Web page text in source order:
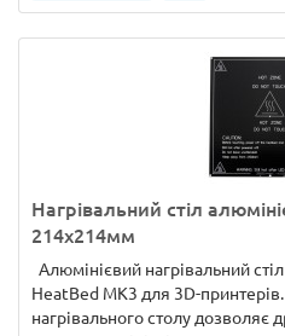
Нагрівальний стіл
214х214мм
Алюмінієвий нагрівальний
HeatBed MK3 для 3D-
нагрівального столу дозволяє